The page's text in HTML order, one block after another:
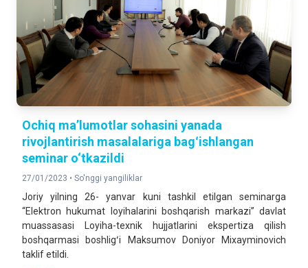
Ochiq maʼlumotlar sohasini yanada
rivojlantirish masalalariga bagʻishlangan
seminar o‘tkazildi
27/01/2023 • So'nggi yangiliklar
Joriy yilning 26- yanvar kuni tashkil etilgan seminarga
“Elektron hukumat loyihalarini boshqarish markazi” davlat
muassasasi Loyiha-texnik hujjatlarini ekspertiza qilish
boshqarmasi boshligʻi Maksumov Doniyor Mixayminovich
taklif etildi.